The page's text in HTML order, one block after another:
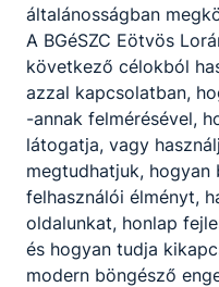
Ingyenes
letételéig
még nem
rendszerben szerzett
A szakképző
meghatározottak
igazgatójának
korábbi tanulmányok,
gyakorlat
rövidítésére.
általánosságban
A BGéSZC Eötvös
következő célokból
azzal kapcsolatban,
-annak felmérésével,
látogatja, vagy
megtudhatjuk,
felhasználói élményt,
oldalunkat, honlap
és hogyan tudja
modern böngésző